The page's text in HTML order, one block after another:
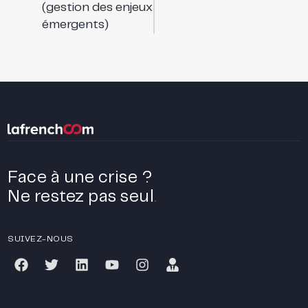
(gestion des enjeux
émergents)
Face à une crise ?
Ne restez pas seul .
SUIVEZ-NOUS